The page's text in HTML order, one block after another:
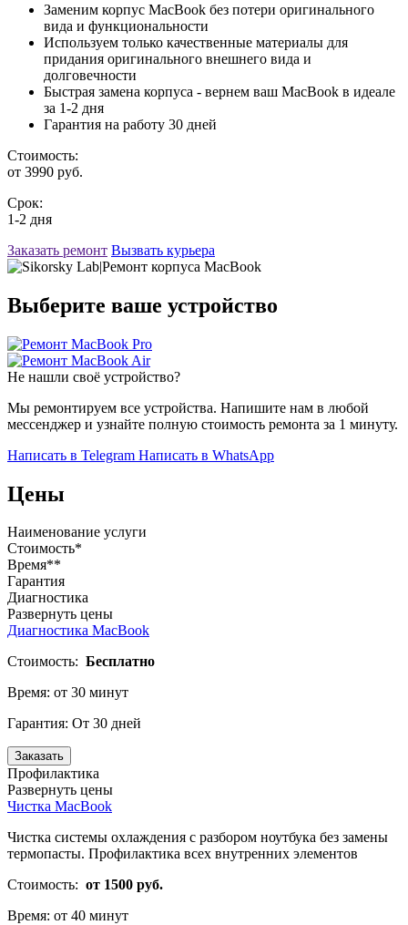
Заменим корпус MacBook без потери оригинального
вида и функциональности
Используем только качественные материалы для
придания оригинального внешнего вида и
долговечности
Быстрая замена корпуса - вернем ваш MacBook в идеале
за 1-2 дня
Гарантия на работу 30 дней
Стоимость:
от 3990 руб.
Срок:
1-2 дня
Заказать ремонт Вызвать курьера
Выберите ваше устройство
Не нашли своё устройство?
Мы ремонтируем все устройства. Напишите нам в любой
мессенджер и узнайте полную стоимость ремонта за 1 минуту.
Написать в Telegram Написать в WhatsApp
Цены
Наименование услуги
Стоимость*
Время**
Гарантия
Диагностика
Развернуть цены
Диагностика MacBook
Стоимость: Бесплатно
Время: от 30 минут
Гарантия: От 30 дней
Заказать
Профилактика
Развернуть цены
Чистка MacBook
Чистка системы охлаждения с разбором ноутбука без замены
термопасты. Профилактика всех внутренних элементов
Стоимость: от 1500 руб.
Время: от 40 минут